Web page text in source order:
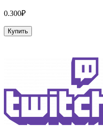
0.300₽
Купить